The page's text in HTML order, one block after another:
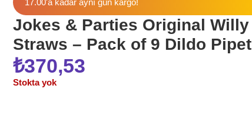
Jokes & Parties Original Willy
Straws – Pack of 9 Dildo Pipet
₺370,53
Stokta yok